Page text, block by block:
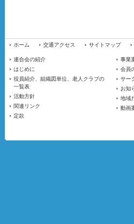
ホーム 交通アクセス サイトマップ
連合会の紹介
はじめに
役員紹介、組織図単位、老人クラブの
一覧表
活動方針
関連リンク
定款
事業
会員
サー
お知
地域
動画